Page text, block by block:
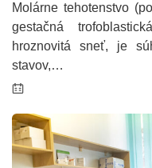
Molárne tehotenstvo
gestačná
hroznovitá sneť, je
stavov,…